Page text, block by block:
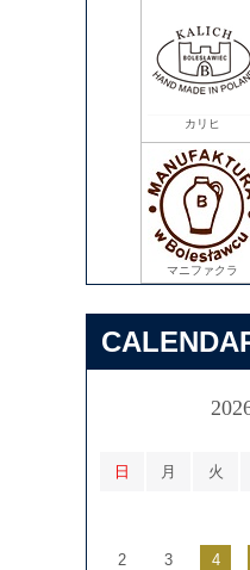
カリヒ
マニファクラ
日 月 火
2 3 4